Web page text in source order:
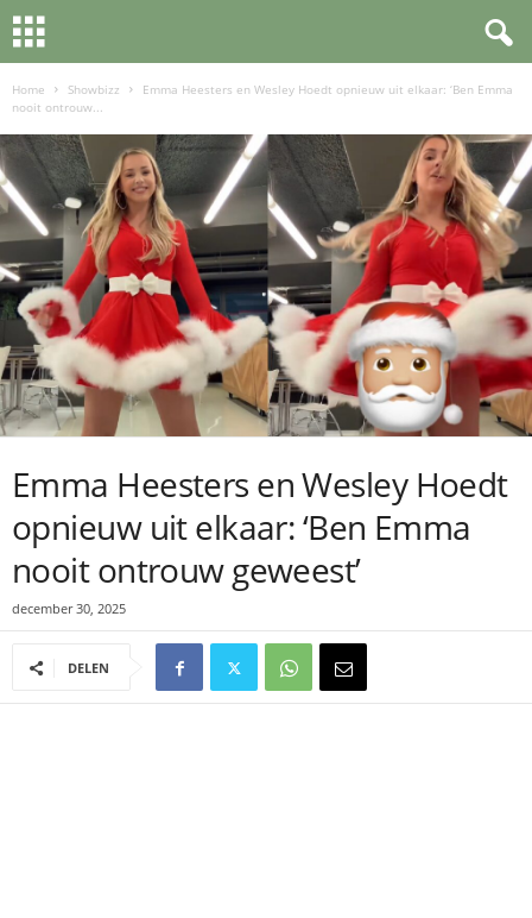
Home Showbizz
Emma Heesters en Wesley Hoedt opnieuw uit elkaar: ‘Ben Emma
nooit ontrouw...
Emma Heesters en Wesley Hoedt
opnieuw uit elkaar: ‘Ben Emma
nooit ontrouw geweest’
december 30, 2025
DELEN